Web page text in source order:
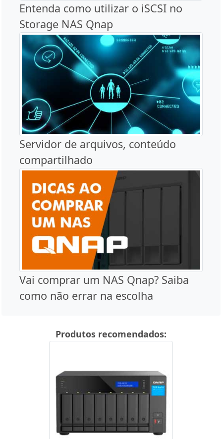
Entenda como utilizar o iSCSI no
Storage NAS Qnap
Servidor de arquivos, conteúdo
compartilhado
Vai comprar um NAS Qnap? Saiba
como não errar na escolha
Produtos recomendados: